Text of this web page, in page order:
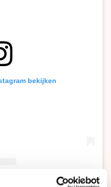
bekijken